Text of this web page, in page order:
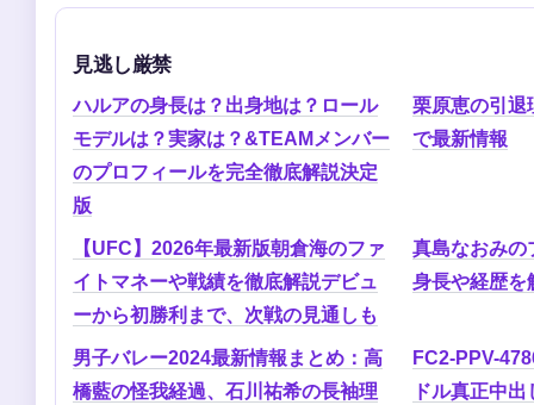
見逃し厳禁
ハルアの身長は？出身地は？ロール
モデルは？実家は？&TEAMメンバー
のプロフィールを完全徹底解説決定
版
栗原恵の引退
で最新情報
【UFC】2026年最新版朝倉海のファ
イトマネーや戦績を徹底解説デビュ
ーから初勝利まで、次戦の見通しも
真島なおみの
身長や経歴を
男子バレー2024最新情報まとめ：高
橋藍の怪我経過、石川祐希の長袖理
FC2-PPV-
ドル真正中